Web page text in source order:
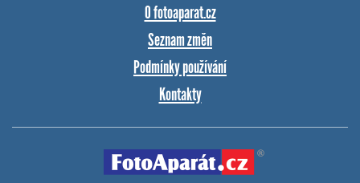
O fotoaparat.cz
Seznam změn
Podmínky používání
Kontakty